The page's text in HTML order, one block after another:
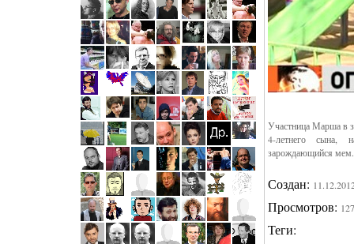
Участница Марша в
4-летнего сына,
зарождающийся мем.
Создан:
Просмотров:
Теги: